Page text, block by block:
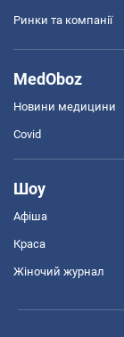
Ринки та компанії
MedOboz
Новини медицини
Covid
Шоу
Афіша
Краса
Жіночий журнал